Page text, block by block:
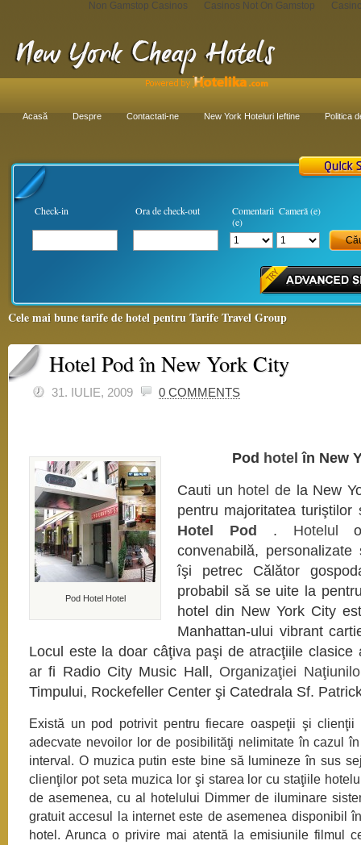
Non Gamstop Casinos Casinos Not On Gamstop
Acasă Despre Contactati-ne New York Hoteluri Ieftine Politica
Check-in Ora de check-out
Comentarii
(e)
Cameră (e)
Cele mai bune tarife de hotel pentru Tarife Travel Group
Hotel Pod în New York City
31. IULIE, 2009 0 COMMENTS
Pod Hotel Hotel
Pod hotel în New
Cauti un hotel dela New
pentru majoritatea turiştilor
Hotel Pod
. Hotelul
convenabilă,
îşi petrec Călător
probabil să se uite la
hotel din New York City
Manhattan-ului vibrant
Locul este la doar câţiva paşi de atracţiile clasice
ar fi Radio City Music Hall, Organizaţiei
Timpului, Rockefeller Center şi Catedrala Sf.
Există un pod potrivit pentru fiecare oaspeţii şi
adecvate nevoilor lor de posibilităţi nelimitate în cazul
interval. O muzica putin este bine să lumineze în sus
clienţilor pot seta muzica lor şi starea lor cu staţiile
de asemenea, cu al hotelului Dimmer de iluminare
gratuit accesul la internet este de asemenea disponibil
hotel. Arunca o privire mai atentă la emisiunile filmul